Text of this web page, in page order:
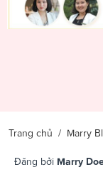
Trang chủ / Marry
Đăng bởi Marry